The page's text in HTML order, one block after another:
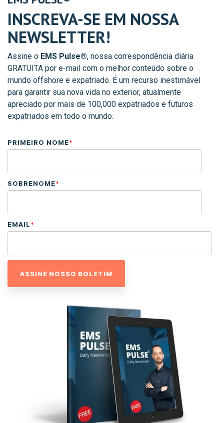
INSCREVA-SE EM NOSSA
NEWSLETTER!
Assine o EMS Pulse®, nossa correspondência diária
GRATUITA por e-mail com o melhor conteúdo sobre o
mundo offshore e expatriado. É um recurso inestimável
para garantir sua nova vida no exterior, atualmente
apreciado por mais de 100,000 expatriados e futuros
expatriados em todo o mundo.
PRIMEIRO NOME*
SOBRENOME*
EMAIL*